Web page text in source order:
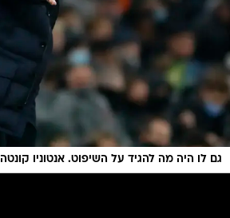
גם לו היה מה להגיד על השיפוט. אנטוניו קונטה